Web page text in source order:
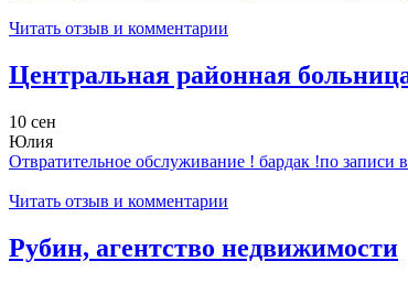
Читать отзыв и комментарии
Центральная районная
10 сен
Юлия
Отвратительное обслуживание ! бардак !по
Читать отзыв и комментарии
Рубин, агентство недвижимости